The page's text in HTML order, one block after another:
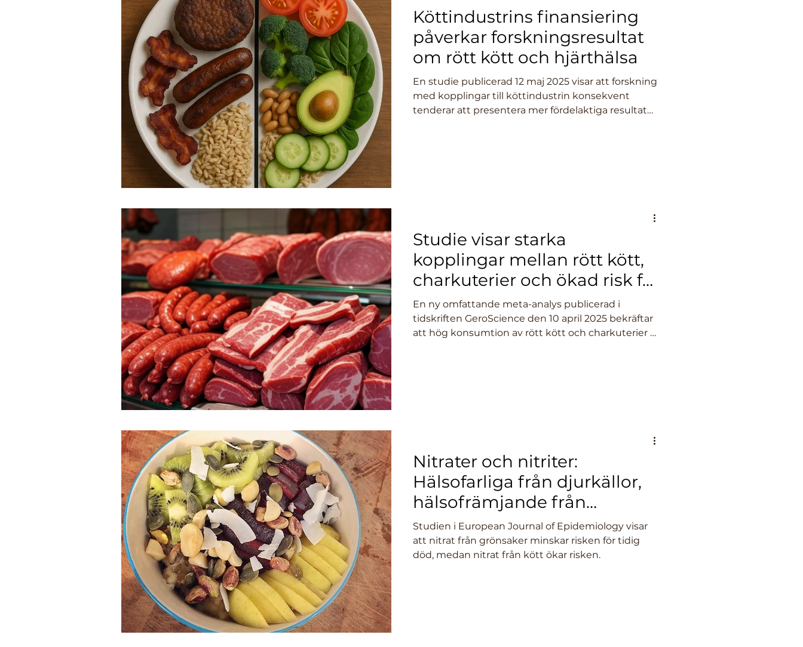
Köttindustrins finansiering
påverkar forskningsresultat
om rött kött och hjärthälsa
En studie publicerad 12 maj 2025 visar att forskning
med kopplingar till köttindustrin konsekvent
tenderar att presentera mer fördelaktiga resultat
Studie visar starka
kopplingar mellan rött kött,
charkuterier och ökad risk för
kolorektal cancer
En ny omfattande meta-analys publicerad i
tidskriften GeroScience den 10 april 2025 bekräftar
att hög konsumtion av rött kött och charkuterier är
Nitrater och nitriter:
Hälsofarliga från djurkällor,
hälsofrämjande från
växtkällor
Studien i European Journal of Epidemiology visar
att nitrat från grönsaker minskar risken för tidig
död, medan nitrat från kött ökar risken.